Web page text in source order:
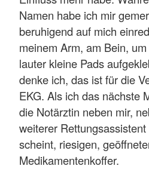
Namen habe ich mir
beruhigend auf mich
meinem Arm, am Bein,
lauter kleine Pads
denke ich, das ist für die
EKG. Als ich das nächste
die Notärztin neben mir,
weiterer
scheint, riesigen,
Medikamentenkoffer.